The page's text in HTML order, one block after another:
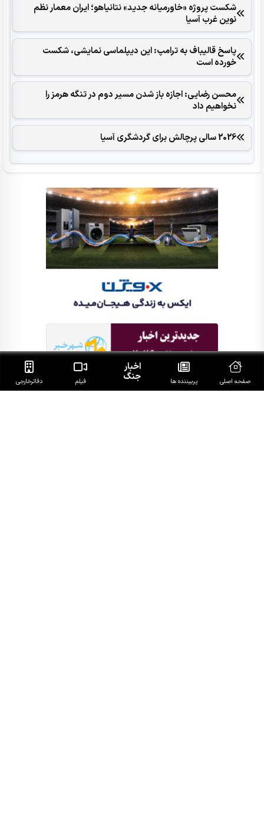
شکست پروژه «خاورمیانه جدید» نتانیاهو؛ ایران معمار نظم
نوین غرب آسیا
پاسخ قالیباف به ترامپ: این دیپلماسی نمایشی، شکست
خورده است
محسن رضایی: اجازه باز شدن مسیر دوم در تنگه هرمز را
نخواهیم داد
2026 سالی پرچالش برای گردشگری آسیا
صفحه اصلی پربیننده ها
اخبار
جنگ فیلم دفاتر‌خارجی